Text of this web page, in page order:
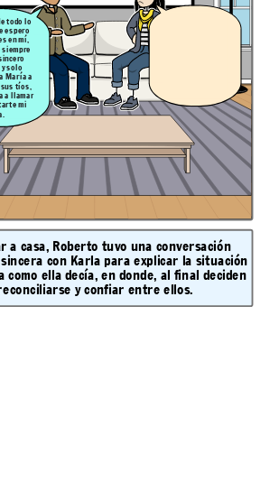
a casa, Roberto tuvo una conversación
con Karla para explicar la situación
como ella decía, en donde, al final deciden
y confiar entre ellos.
todo lo
espero
en mí,
siempre
solo
María a
tíos,
a llamar
mi